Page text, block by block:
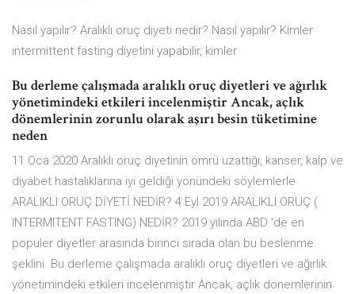
Nasıl yapılır? Aralıklı oruç diyeti nedir? Nasıl yapılır? Kimler
intermittent fasting diyetini yapabilir, kimler
Bu derleme çalışmada aralıklı oruç diyetleri ve ağırlık
yönetimindeki etkileri incelenmiştir Ancak, açlık
dönemlerinin zorunlu olarak aşırı besin tüketimine
neden
11 Oca 2020 Aralıklı oruç diyetinin ömrü uzattığı, kanser, kalp ve
diyabet hastalıklarına iyi geldiği yönündeki söylemlerle
ARALIKLI ORUÇ DİYETİ NEDİR? 4 Eyl 2019 ARALIKLI ORUÇ (
INTERMITENT FASTING) NEDİR? 2019 yılında ABD 'de en
populer diyetler arasında birinci sırada olan bu beslenme
şeklini Bu derleme çalışmada aralıklı oruç diyetleri ve ağırlık
yönetimindeki etkileri incelenmiştir Ancak, açlık dönemlerinin